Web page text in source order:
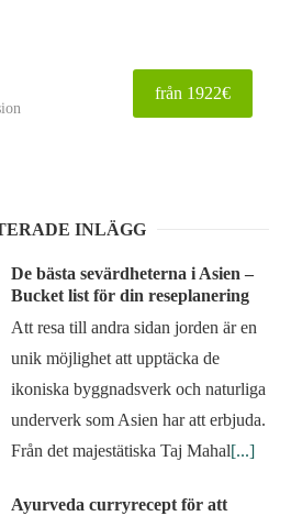
från 1922€
INLÄGG
De bästa sevärdheterna i Asien –
Bucket list för din reseplanering
Att resa till andra sidan jorden är en
unik möjlighet att upptäcka de
ikoniska byggnadsverk och naturliga
underverk som Asien har att erbjuda.
Från det majestätiska Taj Mahal[...]
Ayurveda curryrecept för att